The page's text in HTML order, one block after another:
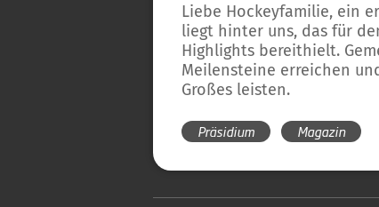
Liebe Hockeyfamilie, ein
liegt hinter uns, das für
Highlights bereithielt.
Meilensteine erreichen
Großes leisten.
Präsidium Magazin